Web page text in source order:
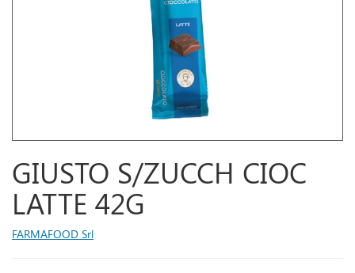
GIUSTO S/ZUCCH CIOC
LATTE 42G
FARMAFOOD Srl